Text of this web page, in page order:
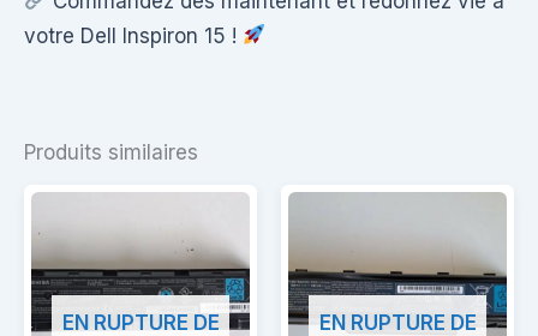
votre Dell Inspiron 15 !
Produits similaires
EN RUPTURE DE
EN RUPTURE DE